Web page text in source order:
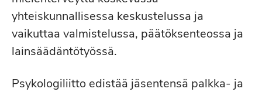
yhteiskunnallisessa keskustelussa ja
vaikuttaa valmistelussa, päätöksenteossa ja
lainsäädäntötyössä.
Psykologiliitto edistää jäsentensä palkka- ja